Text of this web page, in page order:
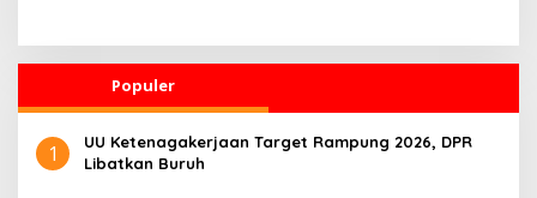
Populer
1
UU Ketenagakerjaan Target Rampung 2026, DPR
Libatkan Buruh